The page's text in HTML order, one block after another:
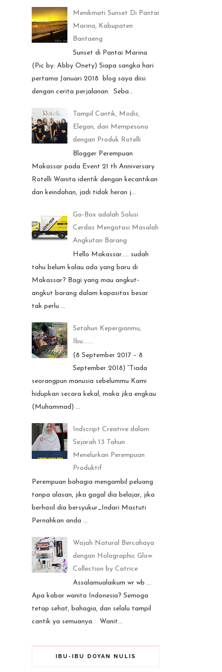
Menikmati Sunset Di Pantai
Marina, Kabupaten
Bantaeng
Sunset di Pantai Marina
(Pic by: Abby Onety) Siapa sangka hari
pertama Januari 2018 blog saya diisi
dengan cerita perjalanan. Seba...
Tampil Cantik, Modis,
Elegan, dan Mempesona
dengan Produk Rotelli
Blogger Perempuan
Makassar pada Event 21 th Anniversary
Rotelli Wanita identik dengan kecantikan
dan keindahan, jadi tidak heran j...
Go-Box adalah Solusi
Cerdas Mengatasi Masalah
Angkutan Barang
Hello Makassar..... sudah
tahu belum kalau ada yang baru di
Makassar? Bagi yang mau angkut-
angkut barang dalam kapasitas besar
tak perlu ...
Setahun Kepergianmu,
Ibu.......
(8 September 2017 – 8
September 2018) “Tiada
seorangpun manusia sebelummu Kami
hidupkan secara kekal, maka jika engkau
(Muhammad) ...
Indscript Creative dalam
Sejarah 13 Tahun
Menelurkan Perempuan
Produktif
Perempuan bahagia mengambil peluang
tanpa alasan, jika gagal dia belajar, jika
berhasil dia bersyukur_Indari Mastuti
Pernahkan anda ...
Wajah Natural Bercahaya
dengan Holographic Glow
Collection by Catrice
Assalamualaikum wr wb ...
Apa kabar wanita Indonesia? Semoga
tetap sehat, bahagia, dan selalu tampil
cantik ya semuanya. Wanit...
IBU-IBU DOYAN NULIS